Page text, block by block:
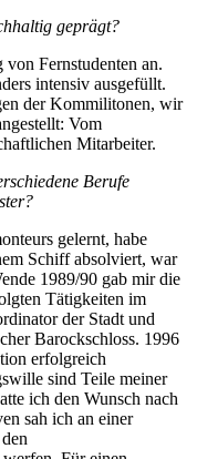
geprägt?
Fernstudenten an.
intensiv ausgefüllt.
der Kommilitonen, wir
Vom
Mitarbeiter.
Berufe
gelernt, habe
Schiff absolviert, war
1989/90 gab mir die
Tätigkeiten im
der Stadt und
Barockschloss. 1996
erfolgreich
sind Teile meiner
ich den Wunsch nach
sah ich an einer